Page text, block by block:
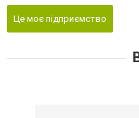
Це моє підприємство